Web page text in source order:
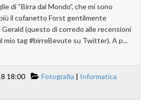
di “Birra dal Mondo”, che mi sono
il cofanetto Forst gentilmente
Gerald (questo di corredo alle recensioni
mio tag #birreBevute su Twitter). A p...
18:00 Fotografia | Informatica